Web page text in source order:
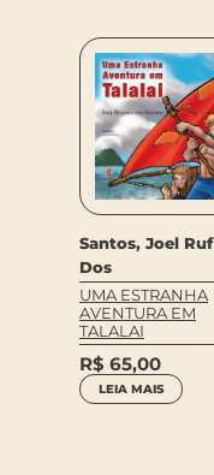
Santos, Joel
Dos
UMA ESTRANHA
AVENTURA EM
TALALAI
R$ 65,00
LEIA MAIS